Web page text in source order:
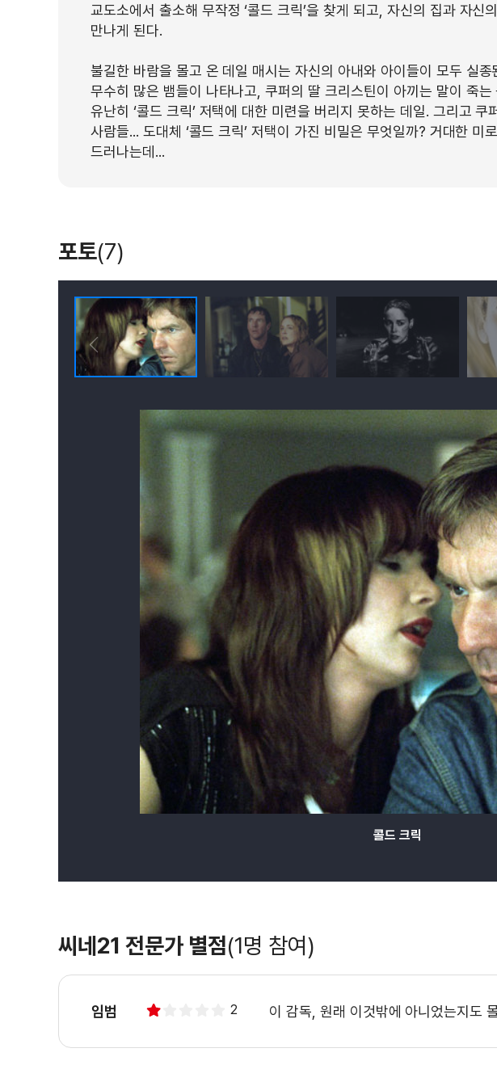
교도소에서 출소해 무작정 ‘콜드 크릭’을 찾게 되고, 자신의 집과 자신
만나게 된다.
불길한 바람을 몰고 온 데일 매시는 자신의 아내와 아이들이 모두 실
무수히 많은 뱀들이 나타나고, 쿠퍼의 딸 크리스틴이 아끼는 말이 죽
유난히 ‘콜드 크릭’ 저택에 대한 미련을 버리지 못하는 데일. 그리고
사람들... 도대체 ‘콜드 크릭’ 저택이 가진 비밀은 무엇일까? 거대한 미
드러나는데...
포토(7)
콜드 크릭
씨네21 전문가 별점(1명 참여)
임범 2 이 감독, 원래 이것밖에 아니었는지도